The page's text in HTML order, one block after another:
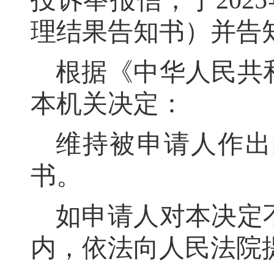
理结果告知书） 并告
根据《中华人民共
本机关决定：
维持被申请人作
书。
如申请人对本决定
内 ， 依法向人民法院